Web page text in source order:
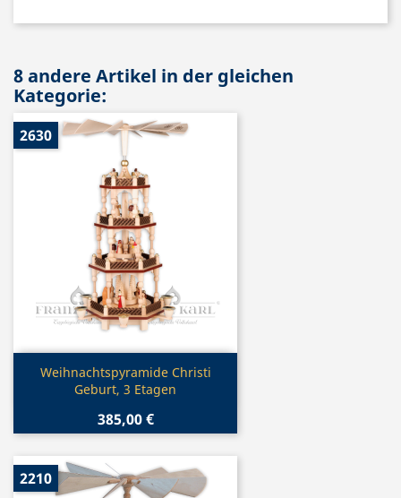
8 andere Artikel in der gleichen
Kategorie:
Vorschau
Weihnachtspyramide Christi
Geburt, 3 Etagen
385,00 €
2630
2210